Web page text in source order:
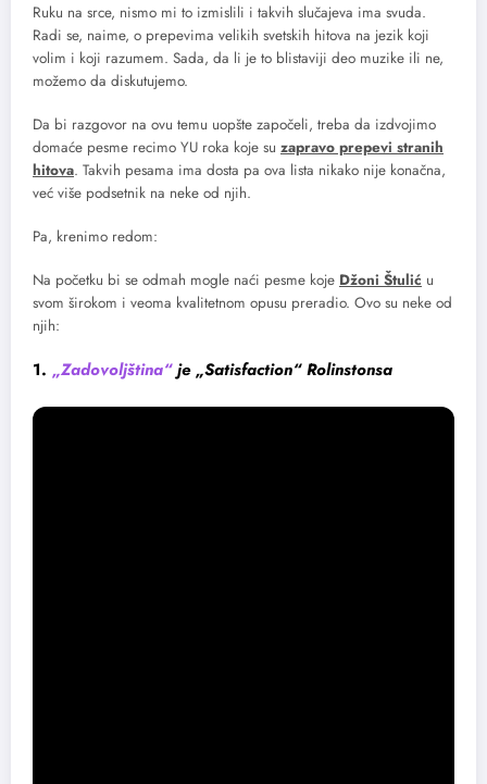
Ruku na srce, nismo mi to izmislili i takvih slučajeva ima svuda.
Radi se, naime, o prepevima velikih svetskih hitova na jezik koji
volim i koji razumem. Sada, da li je to blistaviji deo muzike ili ne,
možemo da diskutujemo.
Da bi razgovor na ovu temu uopšte započeli, treba da izdvojimo
domaće pesme recimo YU roka koje su zapravo prepevi stranih
hitova. Takvih pesama ima dosta pa ova lista nikako nije konačna,
već više podsetnik na neke od njih.
Pa, krenimo redom:
Na početku bi se odmah mogle naći pesme koje Džoni Štulić u
svom širokom i veoma kvalitetnom opusu preradio. Ovo su neke od
njih:
1. „Zadovoljština“je „Satisfaction“ Rolinstonsa